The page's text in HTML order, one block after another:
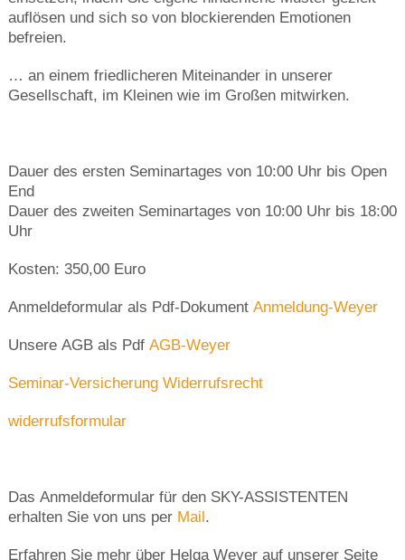
auflösen und sich so von blockierenden Emotionen
befreien.
… an einem friedlicheren Miteinander in unserer
Gesellschaft, im Kleinen wie im Großen mitwirken.
Dauer des ersten Seminartages von 10:00 Uhr bis Open
End
Dauer des zweiten Seminartages von 10:00 Uhr bis 18:00
Uhr
Kosten: 350,00 Euro
Anmeldeformular als Pdf-Dokument Anmeldung-Weyer
Unsere AGB als Pdf AGB-Weyer
Seminar-Versicherung Widerrufsrecht
widerrufsformular
Das Anmeldeformular für den SKY-ASSISTENTEN
erhalten Sie von uns per Mail.
Erfahren Sie mehr über Helga Weyer auf unserer Seite